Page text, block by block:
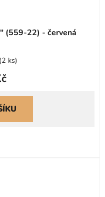
(559-22) - červená
(2 ks)